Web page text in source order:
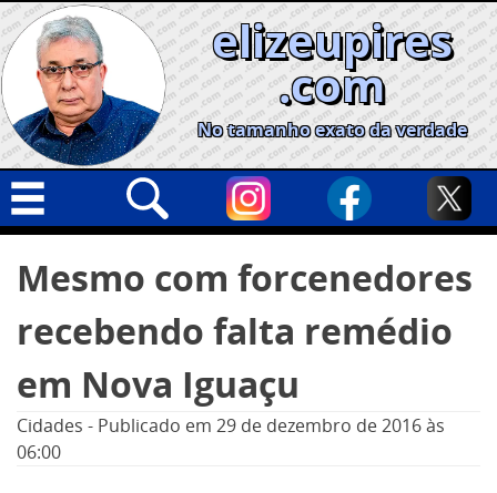
Skip
to
content
elizeupires
.com
No tamanho exato da verdade
Geral
Cidades
Opinião
por:
Mesmo com forcenedores
recebendo falta remédio
em Nova Iguaçu
Cidades - Publicado em 29 de dezembro de 2016às
06:00